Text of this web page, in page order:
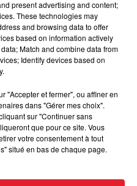
present advertising and content;
These technologies may
and browsing data to offer
based on information actively
Match and combine data from
Identify devices based on
"Accepter et fermer", ou affiner en
dans "Gérer mes choix".
sur "Continuer sans
que pour ce site. Vous
votre consentement à tout
situé en bas de chaque page.